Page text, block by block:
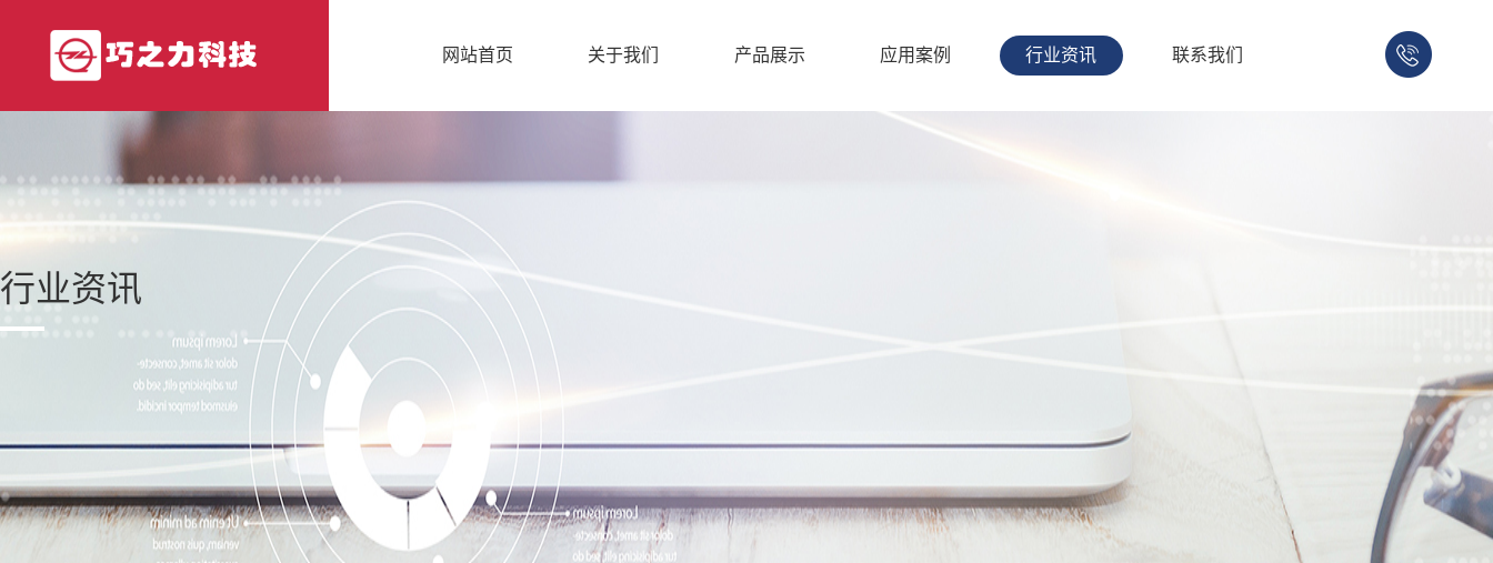
网站首页 关于我们 产品展示 应用案例 行业资讯 联系我们
行业资讯